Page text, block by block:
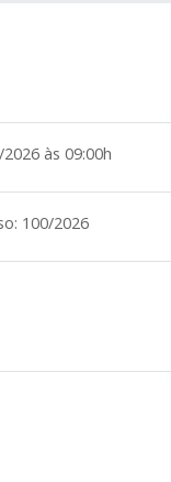
às 09:00h
100/2026